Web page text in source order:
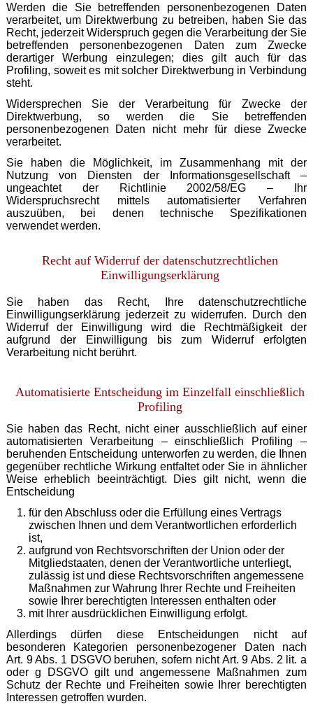
Werden die Sie betreffenden personenbezogenen Daten
verarbeitet, um Direktwerbung zu betreiben, haben Sie das
Recht, jederzeit Widerspruch gegen die Verarbeitung der Sie
betreffenden personenbezogenen Daten zum Zwecke
derartiger Werbung einzulegen; dies gilt auch für das
Profiling, soweit es mit solcher Direktwerbung in Verbindung
steht.
Widersprechen Sie der Verarbeitung für Zwecke der
Direktwerbung, so werden die Sie betreffenden
personenbezogenen Daten nicht mehr für diese Zwecke
verarbeitet.
Sie haben die Möglichkeit, im Zusammenhang mit der
Nutzung von Diensten der Informationsgesellschaft –
ungeachtet der Richtlinie 2002/58/EG – Ihr
Widerspruchsrecht mittels automatisierter Verfahren
auszuüben, bei denen technische Spezifikationen
verwendet werden.
Recht auf Widerruf der datenschutzrechtlichen
Einwilligungserklärung
Sie haben das Recht, Ihre datenschutzrechtliche
Einwilligungserklärung jederzeit zu widerrufen. Durch den
Widerruf der Einwilligung wird die Rechtmäßigkeit der
aufgrund der Einwilligung bis zum Widerruf erfolgten
Verarbeitung nicht berührt.
Automatisierte Entscheidung im Einzelfall einschließlich
Profiling
Sie haben das Recht, nicht einer ausschließlich auf einer
automatisierten Verarbeitung – einschließlich Profiling –
beruhenden Entscheidung unterworfen zu werden, die Ihnen
gegenüber rechtliche Wirkung entfaltet oder Sie in ähnlicher
Weise erheblich beeinträchtigt. Dies gilt nicht, wenn die
Entscheidung
für den Abschluss oder die Erfüllung eines Vertrags
zwischen Ihnen und dem Verantwortlichen erforderlich
ist,
aufgrund von Rechtsvorschriften der Union oder der
Mitgliedstaaten, denen der Verantwortliche unterliegt,
zulässig ist und diese Rechtsvorschriften angemessene
Maßnahmen zur Wahrung Ihrer Rechte und Freiheiten
sowie Ihrer berechtigten Interessen enthalten oder
mit Ihrer ausdrücklichen Einwilligung erfolgt.
Allerdings dürfen diese Entscheidungen nicht auf
besonderen Kategorien personenbezogener Daten nach
Art. 9 Abs. 1 DSGVO beruhen, sofern nicht Art. 9 Abs. 2 lit. a
oder g DSGVO gilt und angemessene Maßnahmen zum
Schutz der Rechte und Freiheiten sowie Ihrer berechtigten
Interessen getroffen wurden.